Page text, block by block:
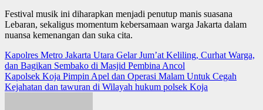
Festival musik ini diharapkan menjadi penutup manis suasana
Lebaran, sekaligus momentum kebersamaan warga Jakarta dalam
nuansa kemenangan dan suka cita.
Post
navigation
Kapolres Metro Jakarta Utara Gelar Jum’at Keliling, Curhat Warga,
dan Bagikan Sembako di Masjid Pembina Ancol
Kapolsek Koja Pimpin Apel dan Operasi Malam Untuk Cegah
Kejahatan dan tawuran di Wilayah hukum polsek Koja